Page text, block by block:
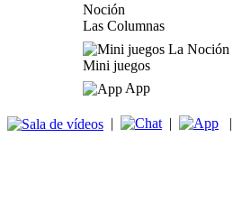
Las Columnas
Mini juegos
App
| | |